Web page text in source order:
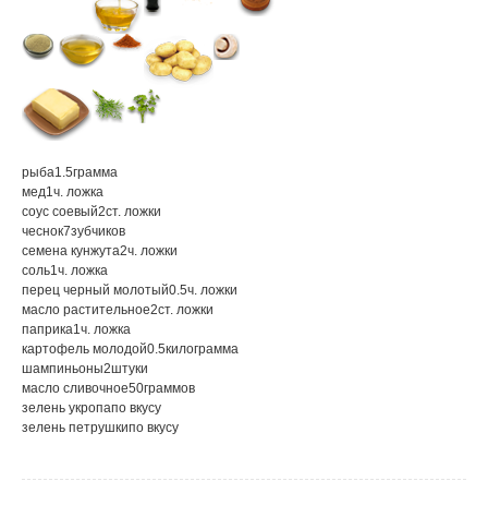
рыба1.5грамма
мед1ч. ложка
соус соевый2ст. ложки
чеснок7зубчиков
семена кунжута2ч. ложки
соль1ч. ложка
перец черный молотый0.5ч. ложки
масло растительное2ст. ложки
паприка1ч. ложка
картофель молодой0.5килограмма
шампиньоны2штуки
масло сливочное50граммов
зелень укропапо вкусу
зелень петрушкипо вкусу